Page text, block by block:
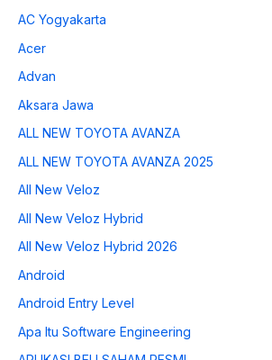
AC Yogyakarta
Acer
Advan
Aksara Jawa
ALL NEW TOYOTA AVANZA
ALL NEW TOYOTA AVANZA 2025
All New Veloz
All New Veloz Hybrid
All New Veloz Hybrid 2026
Android
Android Entry Level
Apa Itu Software Engineering